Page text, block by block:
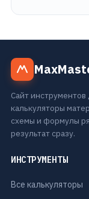
Сайт
калькуляторы
схемы и формулы
результат сразу.
ИНСТРУМЕНТЫ
Все калькуляторы